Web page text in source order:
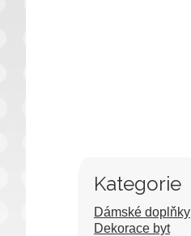
Kategorie
Dámské doplňky
Dekorace byt